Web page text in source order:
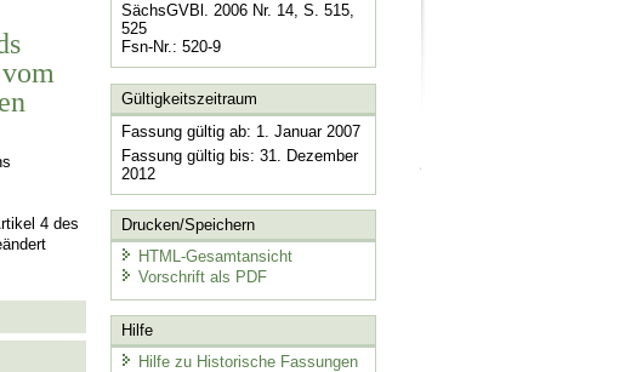
4 des
SächsGVBl. 2006 Nr. 14, S. 515,
525
Fsn-Nr.: 520-9
Gültigkeitszeitraum
Fassung gültig ab: 1. Januar 2007
Fassung gültig bis: 31. Dezember
2012
Drucken/Speichern
HTML-Gesamtansicht
Vorschrift als PDF
Hilfe
Hilfe zu Historische Fassungen